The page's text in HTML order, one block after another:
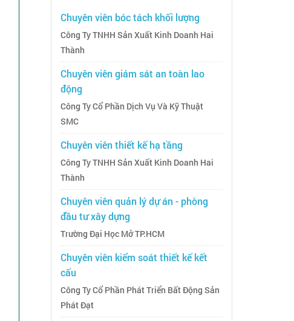
Chuyên viên bóc tách khối lượng
Công Ty TNHH Sản Xuất Kinh Doanh Hai
Thành
Chuyên viên giám sát an toàn lao
động
Công Ty Cổ Phần Dịch Vụ Và Kỹ Thuật
SMC
Chuyên viên thiết kế hạ tầng
Công Ty TNHH Sản Xuất Kinh Doanh Hai
Thành
Chuyên viên quản lý dự án - phòng
đầu tư xây dựng
Trường Đại Học Mở TP.HCM
Chuyên viên kiểm soát thiết kế kết
cấu
Công Ty Cổ Phần Phát Triển Bất Động Sản
Phát Đạt